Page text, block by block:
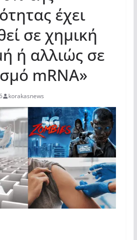
έχει
σε χημική
ή αλλιώς σε
mRNA»
korakasnews